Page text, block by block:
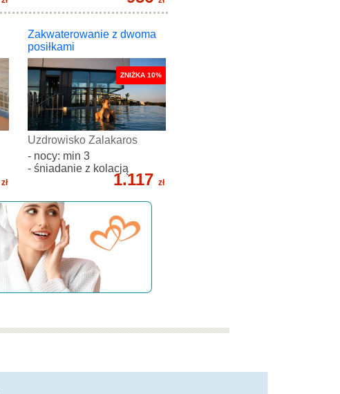
zł
Zakwaterowanie z dwoma
posiłkami
ZNIŻKA 10%
Uzdrowisko Zalakaros
- nocy: min 3
- śniadanie z kolacją
1.117 zł